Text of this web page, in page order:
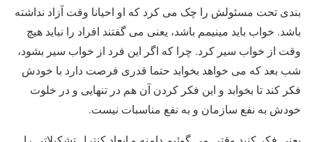
بندی تحت مسئولش را چک می کرد که او احیانا وقت آزاد نداشته
باشد. خواب باید مینیمم باشد، یعنی می گفتند افراد را نباید هیچ
وقت از خواب سیر کرد. چرا که اگر این فرد از خواب سیر بشود،
شب بعد که می خواهد بخوابد حتما قدری فرصت دارد با خودش
فکر کند تا بخوابد و این فکر کردن آن هم در تنهایی و در خلوت
خودش به نفع سازمان و به نفع مناسبات نیست.